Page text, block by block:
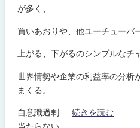
が多く、
買いあおりや、他ユーチューバ
上がる、下がるのシンプルなチ
世界情勢や企業の利益率の分析
まくる。
自意識過剰
続きを読む
当たらない